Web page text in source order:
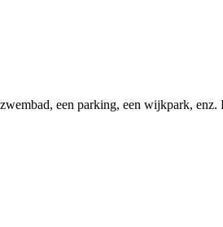
een parking, een wijkpark, enz.